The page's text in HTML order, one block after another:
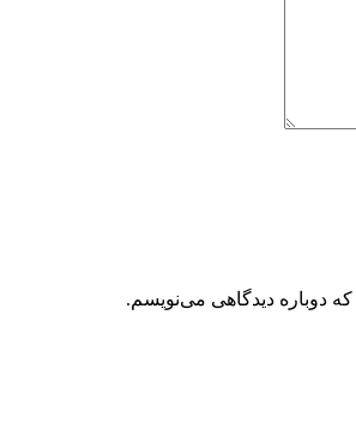
دوباره دیدگاهی می‌نویسم.